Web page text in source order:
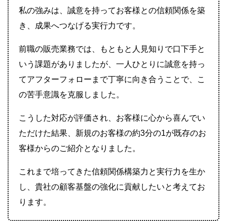
私の強みは、誠意を持ってお客様との信頼関係を築
き、成果へつなげる実行力です。
前職の販売業務では、もともと人見知りで口下手と
いう課題がありましたが、一人ひとりに誠意を持っ
てアフターフォローまで丁寧に向き合うことで、こ
の苦手意識を克服しました。
こうした対応が評価され、お客様に心から喜んでい
ただけた結果、新規のお客様の約3分の1が既存のお
客様からのご紹介となりました。
これまで培ってきた信頼関係構築力と実行力を生か
し、貴社の顧客基盤の強化に貢献したいと考えてお
ります。